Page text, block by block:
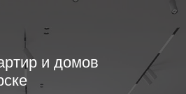
и домов